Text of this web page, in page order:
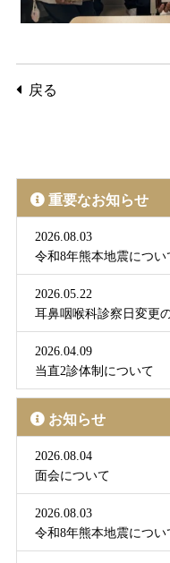
戻る
重要なお知らせ
2026.08.03
令和8年熊本地震につい
2026.05.22
耳鼻咽喉科診察日変更
2026.04.09
当直2診体制について
お知らせ
2026.08.04
面会について
2026.08.03
令和8年熊本地震につい